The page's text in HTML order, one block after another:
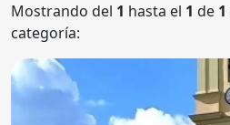
Mostrando del 1 hasta el 1 de 1
categoría: